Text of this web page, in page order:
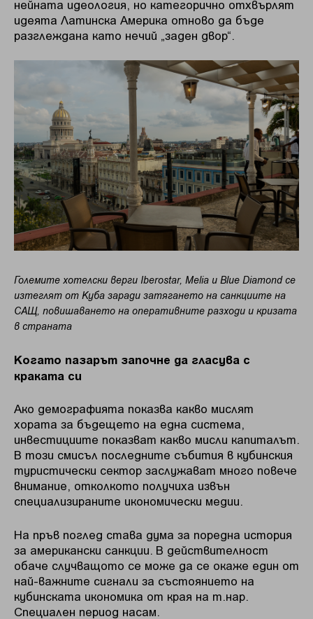
нейната идеология, но категорично отхвърлят
идеята Латинска Америка отново да бъде
разглеждана като нечий „заден двор“.
Големите хотелски верги Iberostar, Melia и Blue Diamond се
изтеглят от Куба заради затягането на санкциите на
САЩ, повишаването на оперативните разходи и кризата
в страната
Когато пазарът започне да гласува с
краката си
Ако демографията показва какво мислят
хората за бъдещето на една система,
инвестициите показват какво мисли капиталът.
В този смисъл последните събития в кубинския
туристически сектор заслужават много повече
внимание, отколкото получиха извън
специализираните икономически медии.
На пръв поглед става дума за поредна история
за американски санкции. В действителност
обаче случващото се може да се окаже един от
най-важните сигнали за състоянието на
кубинската икономика от края на т.нар.
Специален период насам.